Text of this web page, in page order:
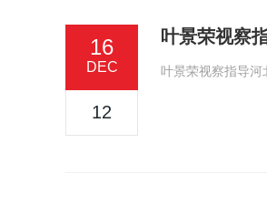
16
DEC
12
叶景荣视察
叶景荣视察指导河